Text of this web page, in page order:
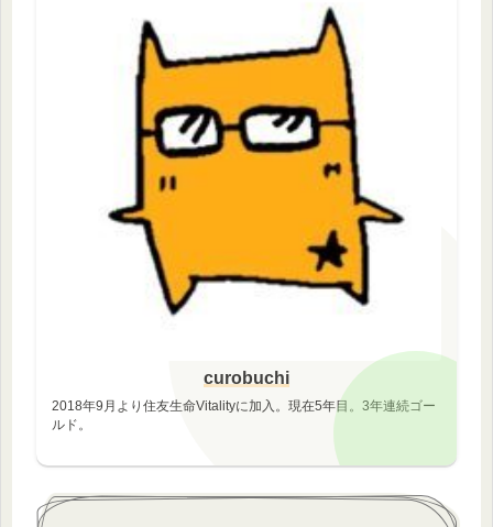
curobuchi
2018年9月より住友生命Vitalityに加入。現在5年目。3年連続ゴー
ルド。